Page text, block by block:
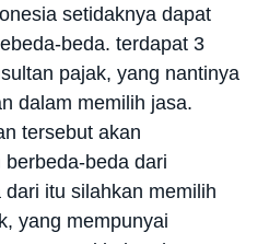
setidaknya dapat
beda. terdapat 3
pajak, yang nantinya
dalam memilih jasa.
tersebut akan
beda dari
itu silahkan memilih
yang mempunyai